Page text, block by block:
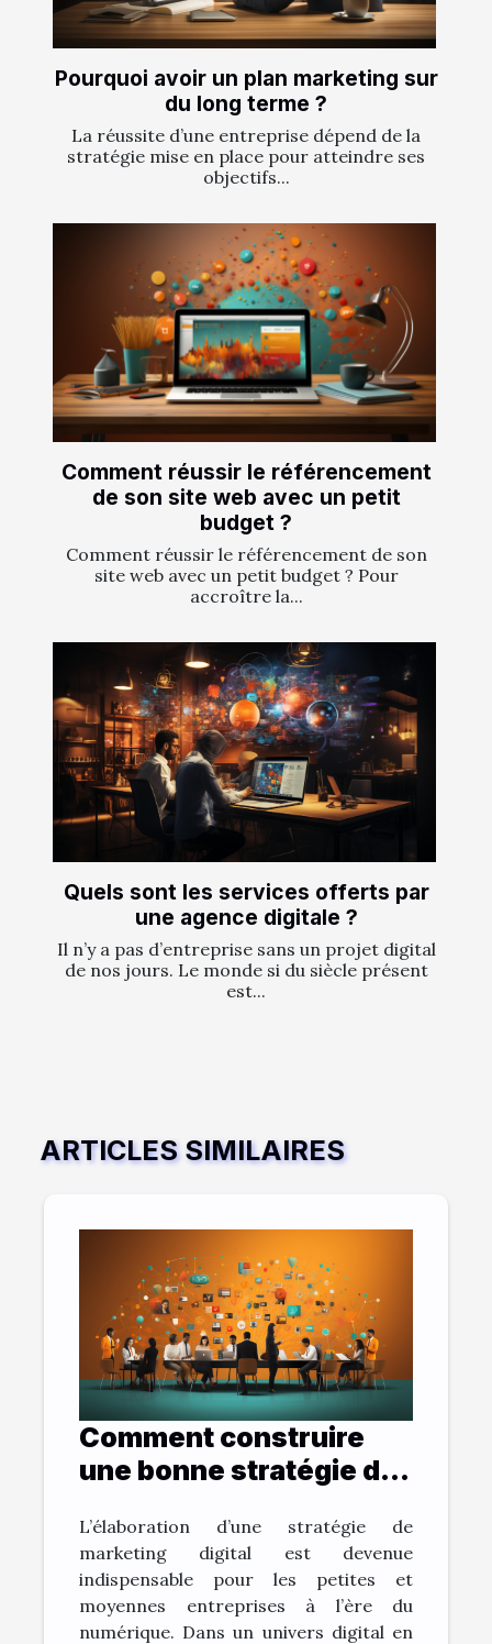
Pourquoi avoir un plan marketing sur
du long terme ?
La réussite d’une entreprise dépend de la
stratégie mise en place pour atteindre ses
objectifs...
Comment réussir le référencement
de son site web avec un petit
budget ?
Comment réussir le référencement de son
site web avec un petit budget ? Pour
accroître la...
Quels sont les services offerts par
une agence digitale ?
Il n’y a pas d’entreprise sans un projet digital
de nos jours. Le monde si du siècle présent
est...
ARTICLES SIMILAIRES
Comment construire
une bonne stratégie de
L’élaboration d’une stratégie de
marketing digital est devenue
indispensable pour les petites et
moyennes entreprises à l’ère du
numérique. Dans un univers digital en